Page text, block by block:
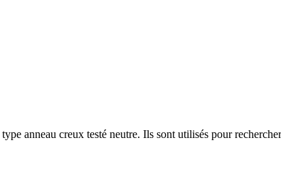
anneau creux testé neutre. Ils sont utilisés pour